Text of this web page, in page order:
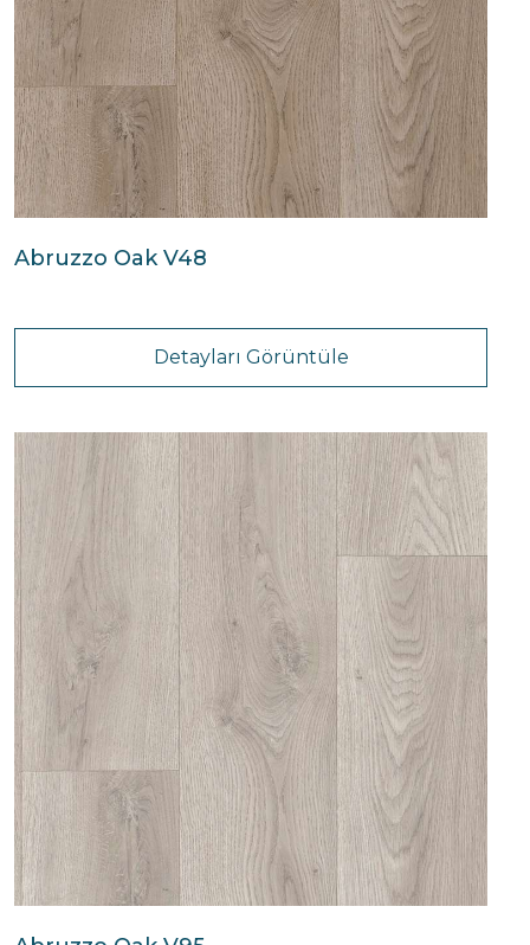
Abruzzo Oak V48
Detayları Görüntüle